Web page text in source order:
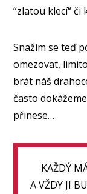
“zlatou klecí“ či
Snažím se teď
omezovat,
brát náš
často
přinese…
KAŽDÝ
A VŽDY JI